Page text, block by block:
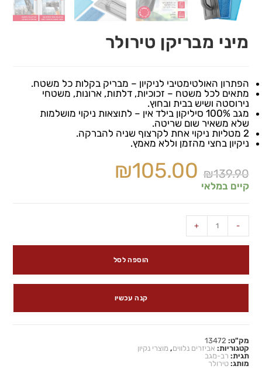
מיני מבריקן טירולר
הפתרון האולטימטיבי לניקיון – מבריק בקלות כל משטח.
מתאים לכל משטח – זכוכיות, דלתות, ארונות, משטחי
נירוסטה ושיש בבית ובחוץ.
מגב 100% סיליקון בילד אין – לתוצאות ניקוי מושלמות
שלא משאיר שום שריטה.
2 מטליות ניקוי אחת לקרצוף שניה להברקה.
ניקיון בחצי מהזמן וללא מאמץ.
₪139.90
₪105.00
קיים במלאי
-
+
הוספה לסל
קנה עכשיו
מק"ט: 13472
קטגוריות: אביזרים נלווים, מוצרי נקיון
תגית: רב-מגב
מותג:טירולר